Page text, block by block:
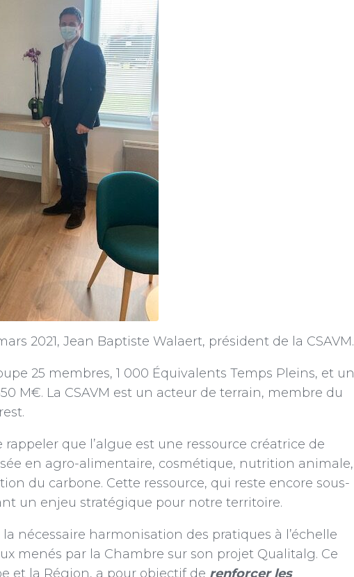
2021, Jean Baptiste Walaert, président de la CSAVM.
25 membres, 1 000 Équivalents Temps Pleins, et un
M€. La CSAVM est un acteur de terrain, membre du
que l’algue est une ressource créatrice de
en agro-alimentaire, cosmétique, nutrition animale,
du carbone. Cette ressource, qui reste encore sous-
un enjeu stratégique pour notre territoire.
nécessaire harmonisation des pratiques à l’échelle
menés par la Chambre sur son projet Qualitalg. Ce
et la Région, a pour objectif de renforcer les